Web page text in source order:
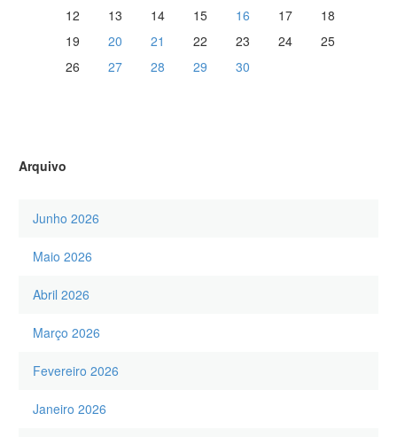
12
13 14 15 16 17
18
19
20 21 22 23 24
25
26
27 28 29 30
Arquivo
Junho 2026
Maio 2026
Abril 2026
Março 2026
Fevereiro 2026
Janeiro 2026